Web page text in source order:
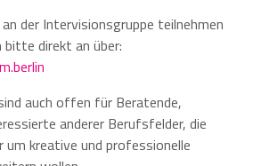
der Intervisionsgruppe teilnehmen
direkt an über:
auch offen für Beratende,
anderer Berufsfelder, die
kreative und professionelle